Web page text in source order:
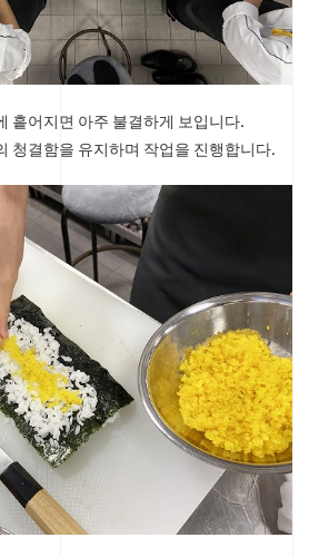
흩어지면 아주 불결하게 보입니다.
청결함을 유지하며 작업을 진행합니다.